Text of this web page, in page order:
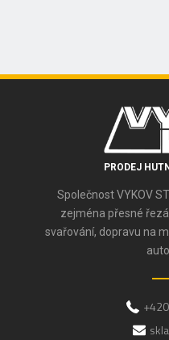
PRODEJ
Společnost VYKOV
zejména přesné
svařování, dopravu na